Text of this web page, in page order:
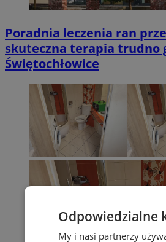
Poradnia leczenia ran
skuteczna terapia trudno
Świętochłowice
Odpowiedzialne
My i nasi partnerzy